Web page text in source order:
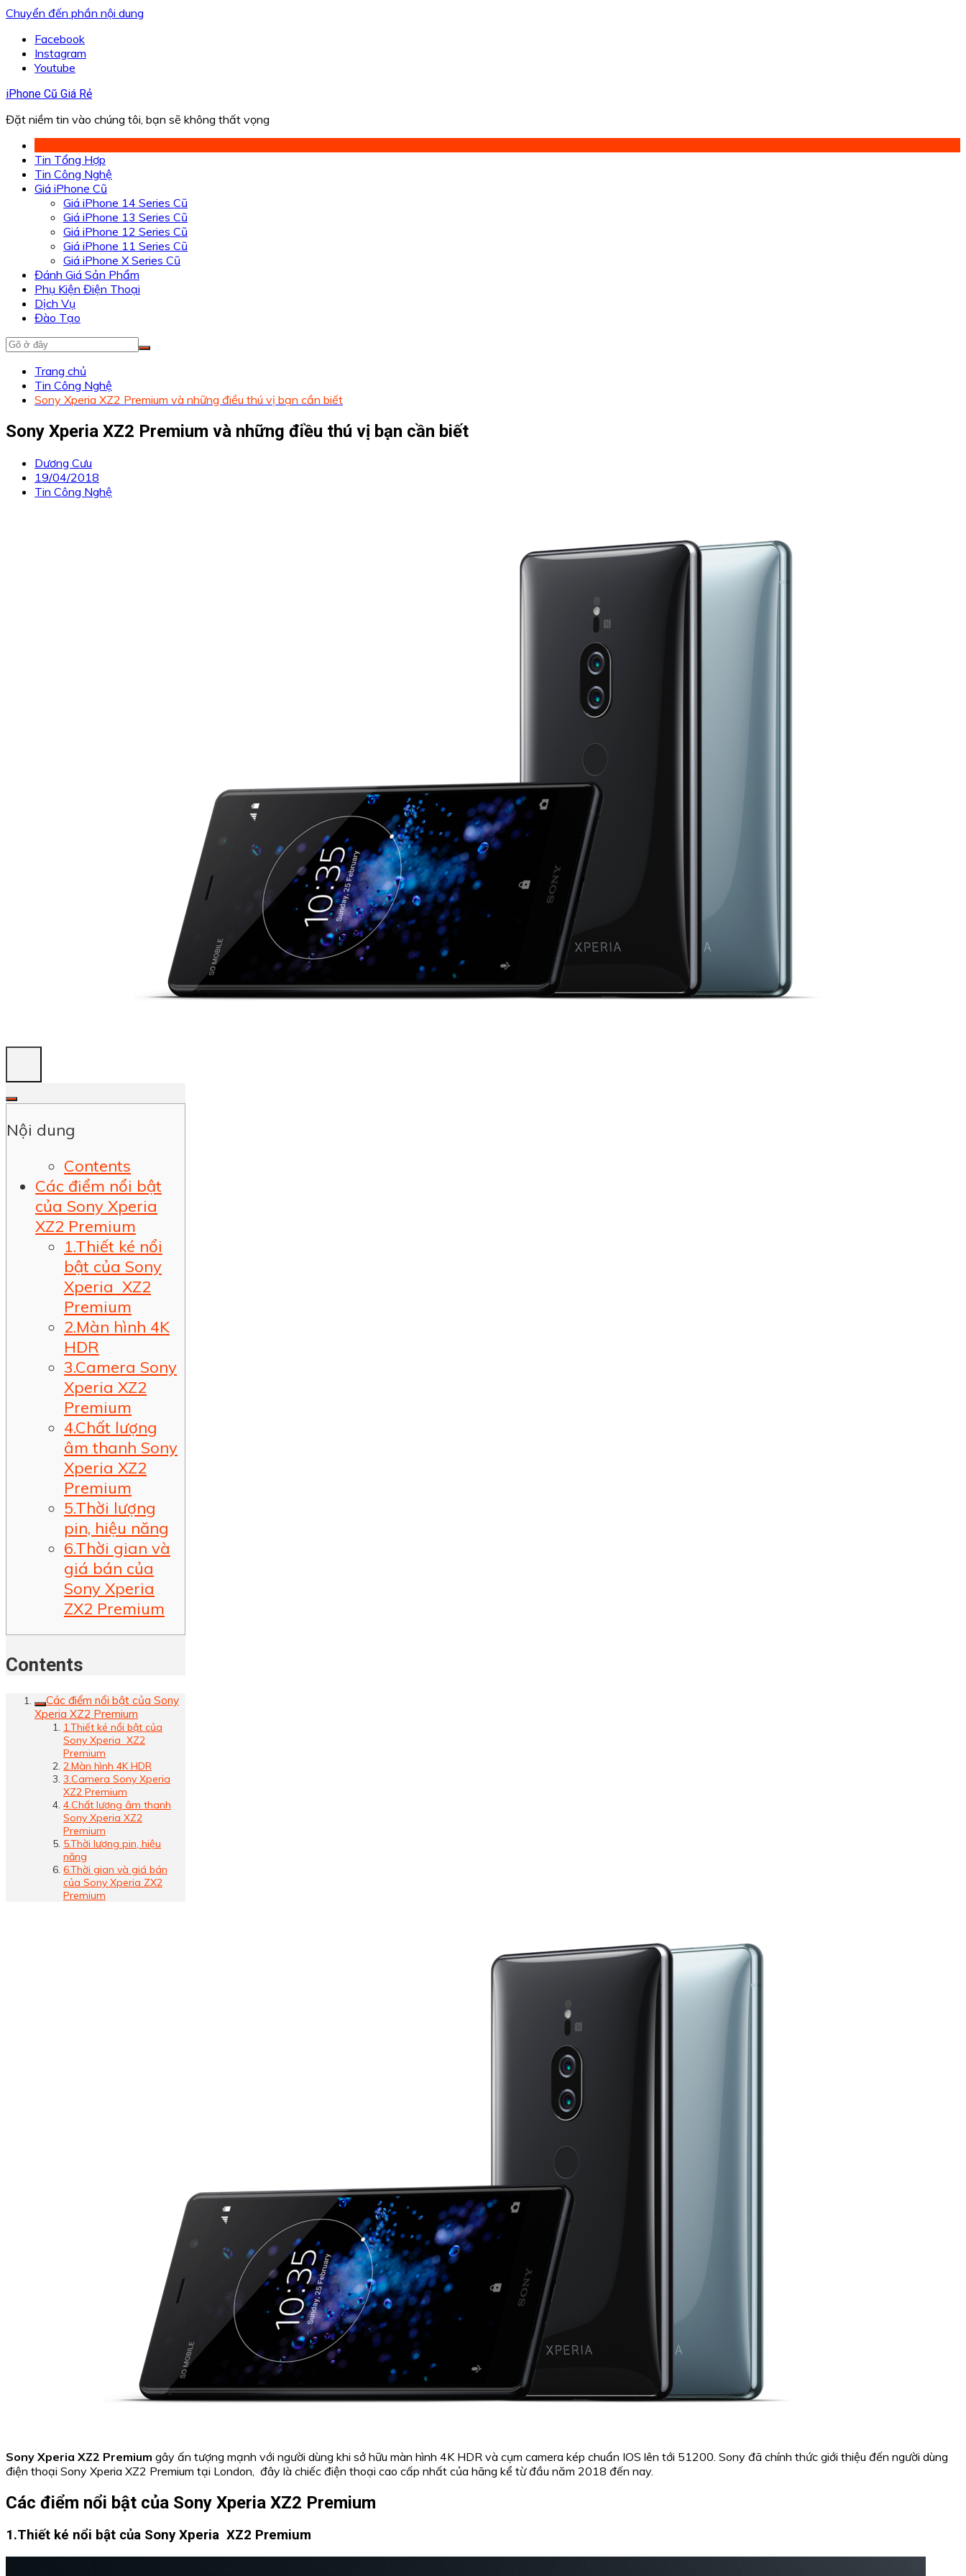
Chuyển đến phần nội dung
Facebook
Instagram
Youtube
iPhone Cũ Giá Rẻ
Đặt niềm tin vào chúng tôi, bạn sẽ không thất vọng
Tin Tổng Hợp
Tin Công Nghệ
Giá iPhone Cũ
Giá iPhone 14 Series Cũ
Giá iPhone 13 Series Cũ
Giá iPhone 12 Series Cũ
Giá iPhone 11 Series Cũ
Giá iPhone X Series Cũ
Đánh Giá Sản Phẩm
Phụ Kiện Điện Thoại
Dịch Vụ
Đào Tạo
Trang chủ
Tin Công Nghệ
Sony Xperia XZ2 Premium và những điều thú vị bạn cần biết
Sony Xperia XZ2 Premium và những điều thú vị bạn cần biết
Dương Cưu
19/04/2018
Tin Công Nghệ
Nội dung
Contents
Các điểm nổi bật
của Sony Xperia
XZ2 Premium
1.Thiết ké nổi
bật của Sony
Xperia XZ2
Premium
2.Màn hình 4K
HDR
3.Camera Sony
Xperia XZ2
Premium
4.Chất lượng
âm thanh Sony
Xperia XZ2
Premium
5.Thời lượng
pin, hiệu năng
6.Thời gian và
giá bán của
Sony Xperia
ZX2 Premium
Contents
Các điểm nổi bật của Sony
Xperia XZ2 Premium
1.Thiết ké nổi bật của
Sony Xperia XZ2
Premium
2.Màn hình 4K HDR
3.Camera Sony Xperia
XZ2 Premium
4.Chất lượng âm thanh
Sony Xperia XZ2
Premium
5.Thời lượng pin, hiệu
năng
6.Thời gian và giá bán
của Sony Xperia ZX2
Premium
Sony Xperia XZ2 Premium gây ấn tượng mạnh với người dùng khi sở hữu màn hình 4K HDR và cụm camera kép chuẩn IOS lên tới 51200. Sony đã chính thức giới thiệu đến người dùng
điện thoại Sony Xperia XZ2 Premium tại London, đây là chiếc điện thoại cao cấp nhất của hãng kể từ đầu năm 2018 đến nay.
Các điểm nổi bật của Sony Xperia XZ2 Premium
1.Thiết ké nổi bật của Sony Xperia XZ2 Premium